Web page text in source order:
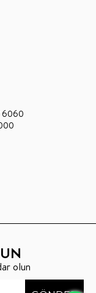
6060
olun